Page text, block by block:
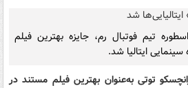
تیم فوتبال رم، جایزه بهترین فیلم
ایتالیا شد.
توتی به‌عنوان بهترین فیلم مستند در